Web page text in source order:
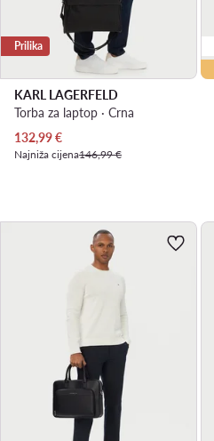
Prilika
KARL LAGERFELD
Torba za laptop · Crna
Trenutna cijena
132,99€
Najniža cijena146,99 €